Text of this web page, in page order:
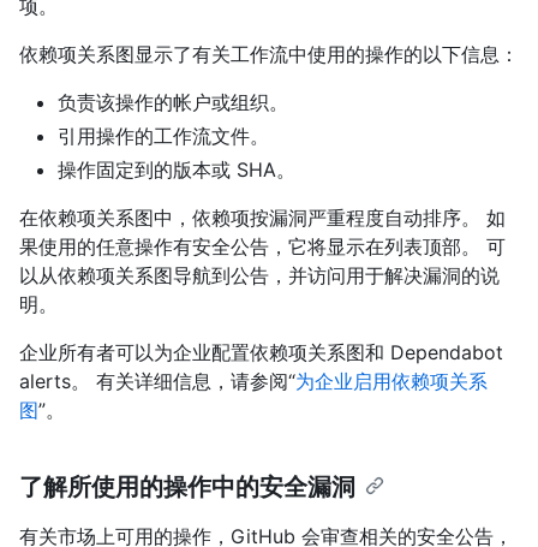
项。
依赖项关系图显示了有关工作流中使用的操作的以下信息：
负责该操作的帐户或组织。
引用操作的工作流文件。
操作固定到的版本或 SHA。
在依赖项关系图中，依赖项按漏洞严重程度自动排序。 如
果使用的任意操作有安全公告，它将显示在列表顶部。 可
以从依赖项关系图导航到公告，并访问用于解决漏洞的说
明。
企业所有者可以为企业配置依赖项关系图和 Dependabot
alerts。 有关详细信息，请参阅“为企业启用依赖项关系
图”。
了解所使用的操作中的安全漏洞
有关市场上可用的操作，GitHub 会审查相关的安全公告，